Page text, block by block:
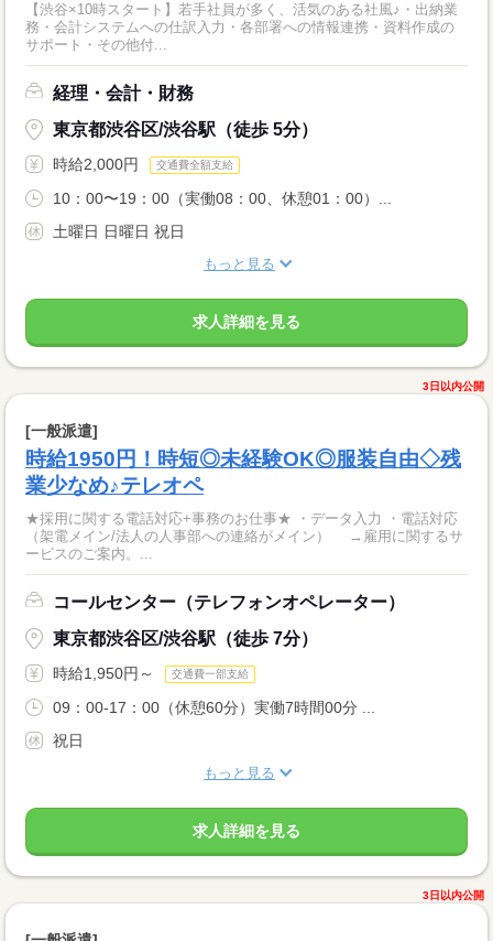
【渋谷×10時スタート】若手社員が多く、活気のある社風♪・出納業
務・会計システムへの仕訳入力・各部署への情報連携・資料作成の
サポート・その他付...
経理・会計・財務
東京都渋谷区/渋谷駅（徒歩 5分）
時給2,000円 交通費全額支給
10：00〜19：00（実働08：00、休憩01：00）...
土曜日 日曜日 祝日
もっと見る
求人詳細を見る
3日以内公開
[一般派遣]
時給1950円！時短◎未経験OK◎服装自由◇残
業少なめ♪テレオペ
★採用に関する電話対応+事務のお仕事★ ・データ入力 ・電話対応
（架電メイン/法人の人事部への連絡がメイン） →雇用に関するサ
ービスのご案内。...
コールセンター（テレフォンオペレーター）
東京都渋谷区/渋谷駅（徒歩 7分）
時給1,950円～ 交通費一部支給
09：00-17：00（休憩60分）実働7時間00分 ...
祝日
もっと見る
求人詳細を見る
3日以内公開